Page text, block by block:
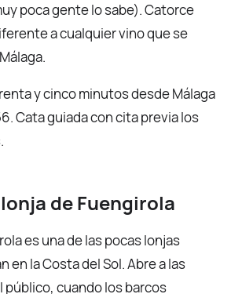
poca gente lo sabe). Catorce
a cualquier vino que se
y cinco minutos desde Málaga
Cata guiada con cita previa los
de Fuengirola
es una de las pocas lonjas
en la Costa del Sol. Abre a las
público, cuando los barcos